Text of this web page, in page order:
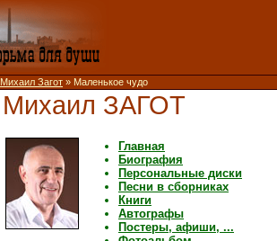
Михаил Загот » Маленькое чудо
Михаил ЗАГОТ
Главная
Биография
Персональные диски
Песни в сборниках
Книги
Автографы
Постеры, афиши, ...